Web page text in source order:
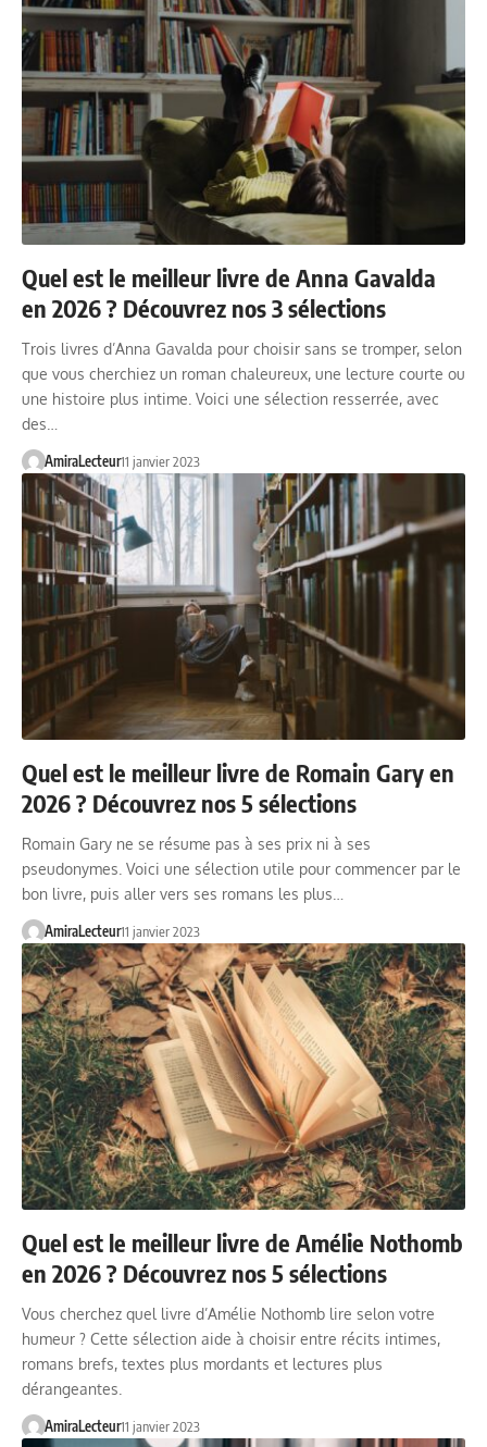
Quel est le meilleur livre de Anna Gavalda
en 2026 ? Découvrez nos 3 sélections
Trois livres d’Anna Gavalda pour choisir sans se tromper, selon
que vous cherchiez un roman chaleureux, une lecture courte ou
une histoire plus intime. Voici une sélection resserrée, avec
des…
AmiraLecteur11 janvier 2023
Quel est le meilleur livre de Romain Gary en
2026 ? Découvrez nos 5 sélections
Romain Gary ne se résume pas à ses prix ni à ses
pseudonymes. Voici une sélection utile pour commencer par le
bon livre, puis aller vers ses romans les plus…
AmiraLecteur11 janvier 2023
Quel est le meilleur livre de Amélie Nothomb
en 2026 ? Découvrez nos 5 sélections
Vous cherchez quel livre d’Amélie Nothomb lire selon votre
humeur ? Cette sélection aide à choisir entre récits intimes,
romans brefs, textes plus mordants et lectures plus
dérangeantes.
AmiraLecteur11 janvier 2023